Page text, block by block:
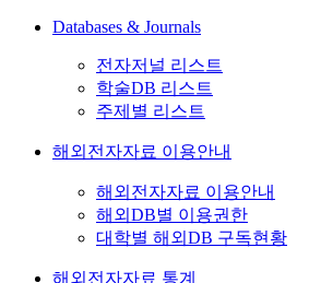
Databases & Journals
전자저널 리스트
학술DB 리스트
주제별 리스트
해외전자자료 이용안내
해외전자자료 이용안내
해외DB별 이용권한
대학별 해외DB 구독현황
해외전자자료 통계